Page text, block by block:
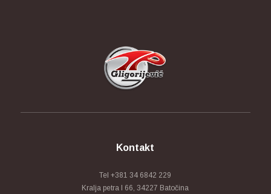
Kontakt
Tel +381 34 6842 229
Kralja petra I 66, 34227 Batočina